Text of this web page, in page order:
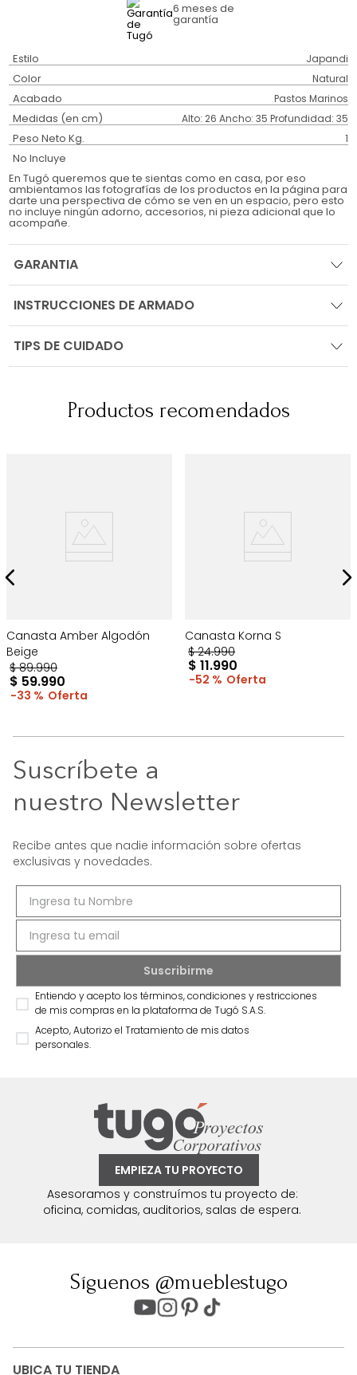
6 meses de
garantía
Estilo Japandi
Color Natural
Acabado Pastos Marinos
Medidas (en cm) Alto: 26 Ancho: 35 Profundidad: 35
Peso Neto Kg. 1
No Incluye
En Tugó queremos que te sientas como en casa, por eso
ambientamos las fotografías de los productos en la página para
darte una perspectiva de cómo se ven en un espacio, pero esto
no incluye ningún adorno, accesorios, ni pieza adicional que lo
acompañe.
GARANTIA
INSTRUCCIONES DE ARMADO
TIPS DE CUIDADO
Productos recomendados
Canasta Amber Algodón
Beige
$ 89.990
$ 59.990
33 %
Canasta Korna S
$ 24.990
$ 11.990
52 %
Suscríbete a
nuestro Newsletter
Recibe antes que nadie información sobre ofertas
exclusivas y novedades.
Entiendo y acepto los términos, condiciones y restricciones
de mis compras en la plataforma de Tugó S.A.S.
Acepto, Autorizo el Tratamiento de mis datos
personales.
EMPIEZA TU PROYECTO
Asesoramos y construímos tu proyecto de:
oficina, comidas, auditorios, salas de espera.
Síguenos @mueblestugo
UBICA TU TIENDA